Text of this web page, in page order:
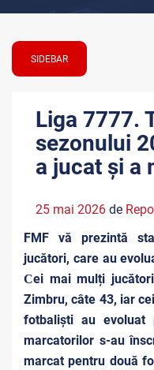
SIDEBAR
Liga 7777.
sezonului
a jucat și a
25 mai 2026 de
FMF vă prezintă
jucători, care au
Сei mai mulți
Zimbru, câte 43, iar
fotbaliști au evoluat
marcatorilor s-au
marcat pentru două